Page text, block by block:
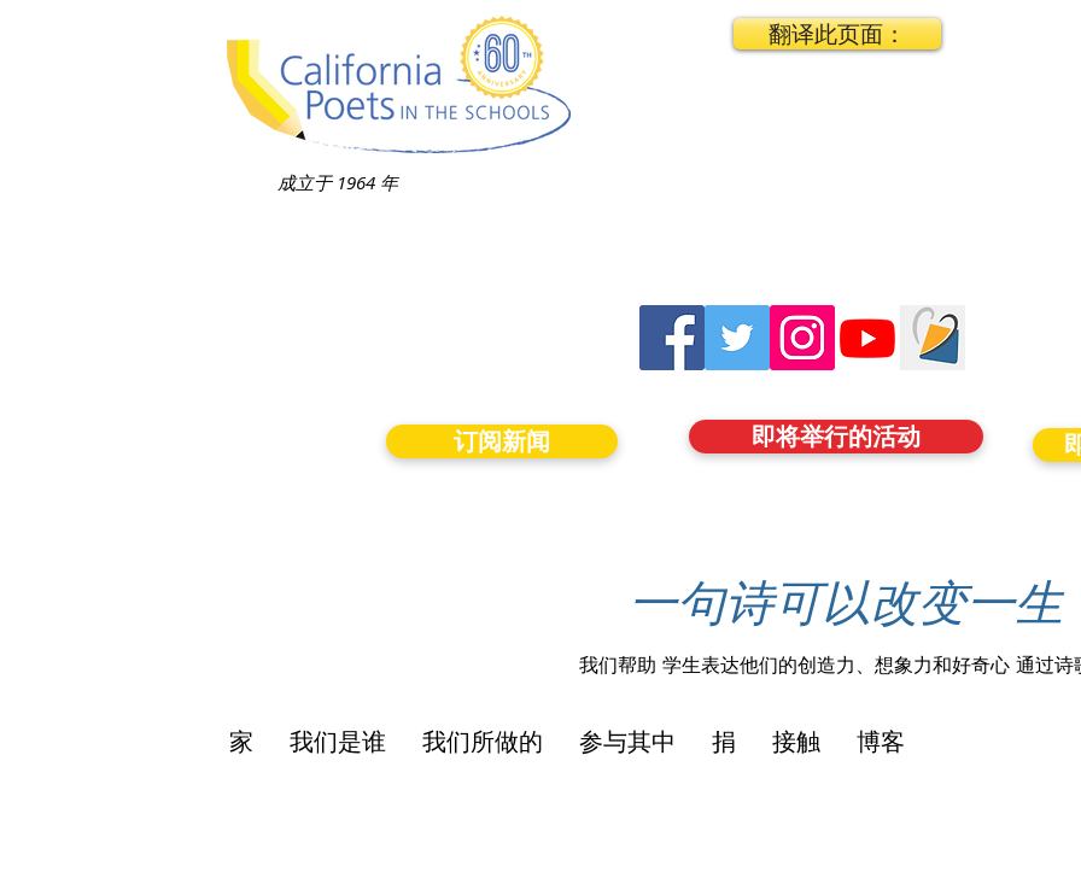
成立于 1964 年
翻译此页面：
订阅新闻 即将举行的活动
一句诗可以改变一生
我们帮助 学生表达他们的创造力、想象力和好奇心 通过诗
家 我们是谁 我们所做的 参与其中 捐 接触 博客